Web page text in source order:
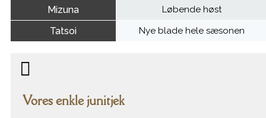
Mizuna Løbende høst
Tatsoi Nye blade hele sæsonen

Vores enkle junitjek